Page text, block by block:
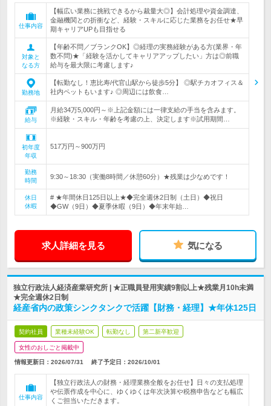
仕事内容
【幅広い業務に挑戦できるから裁量大◎】会計処理や資金調達、
金融機関との折衝など、経験・スキルに応じた業務をお任せ★早
期キャリアUPも目指せる
対象と
なる方
【年齢不問／ブランクOK】◎経理の実務経験がある方(業界・年
数不問)★「経験を活かしてキャリアアップしたい」方は◎前職
給与を最大限に考慮します♪
勤務地
【転勤なし！恵比寿/代官山駅から徒歩5分】 ◎駅チカオフィス＆
社内ペットもいます♪ ◎周辺には飲食…
給与
月給34万5,000円～※上記金額には一律支給の手当を含みます。
※経験・スキル・年齢を考慮の上、決定します※試用期間…
初年度
年収
517万円～900万円
勤務
時間
9:30～18:30（実働8時間／休憩60分）★残業は少なめです！
休日
休暇
# ★年間休日125日以上★◆完全週休2日制（土日）◆祝日
◆GW（9日）◆夏季休暇（9日）◆年末年始…
求人詳細を見る 気になる
独立行政法人経済産業研究所 | ★正職員登用実績9割以上★残業月10h未満
★完全週休2日制
経産省内の政策シンクタンクで活躍【財務・経理】★年休125日
契約社員 業種未経験OK 転勤なし 第二新卒歓迎
女性のおしごと掲載中
情報更新日：2026/07/31 終了予定日： 2026/10/01
仕事内容
【独立行政法人の財務・経理業務全般をお任せ】日々の支払処理
や伝票作成を中心に、ゆくゆくは年次決算や税務申告なども幅広
くご担当いただきます。